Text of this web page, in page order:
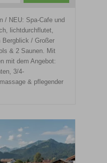
/ NEU: Spa-Cafe und
lichtdurchflutet,
Bergblick / Großer
& 2 Saunen. Mit
mit dem Angebot:
3/4-
& pflegender